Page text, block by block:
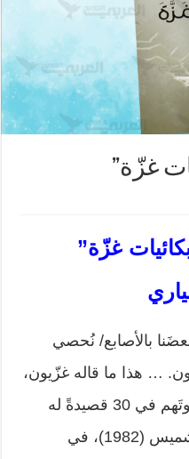
غزّة”
غزّة”
بالأصابع/ نُحصي
… هذا ما قاله غزّيون،
وهم في المذبحة، لمّا تمثّلَ صوتَهم في 30 قصيدةً له
الشاعر الأردني، عبد الله أبو شميس (1982)، في